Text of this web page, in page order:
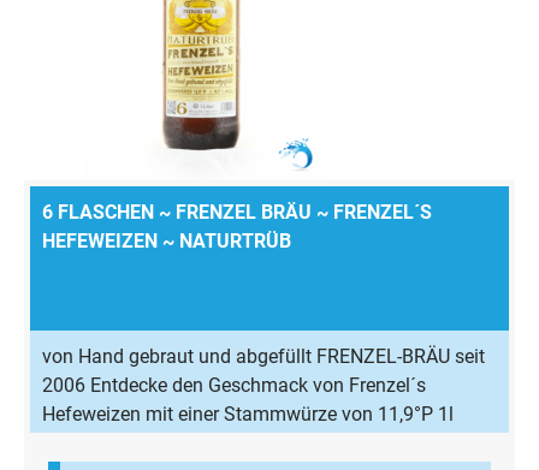
6 FLASCHEN ~ FRENZEL BRÄU ~ FRENZEL´S
HEFEWEIZEN ~ NATURTRÜB
von Hand gebraut und abgefüllt FRENZEL-BRÄU seit
2006 Entdecke den Geschmack von Frenzel´s
Hefeweizen mit einer Stammwürze von 11,9°P 1l